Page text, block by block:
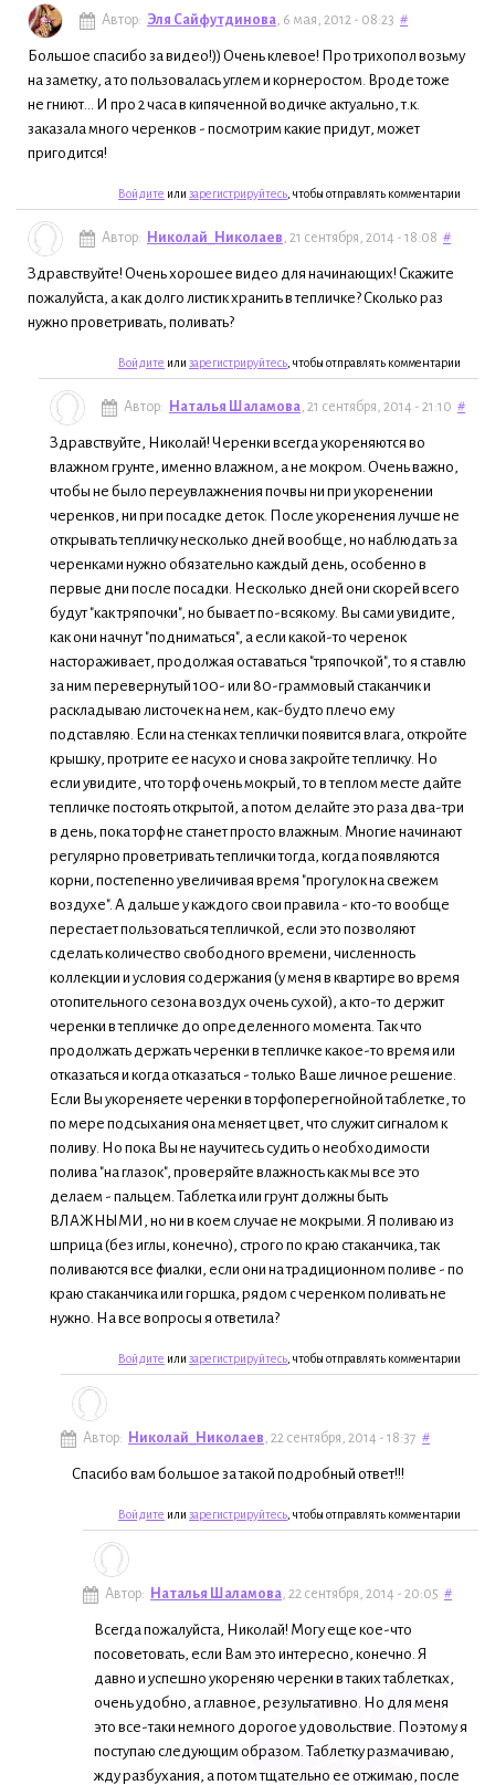
Автор: Эля Сайфутдинова, 6 мая, 2012 - 08:23 #
Большое спасибо за видео!)) Очень клевое! Про трихопол возьму
на заметку, а то пользовалась углем и корнеростом. Вроде тоже
не гниют... И про 2 часа в кипяченной водичке актуально, т.к.
заказала много черенков - посмотрим какие придут, может
пригодится!
Войдите или зарегистрируйтесь , чтобы отправлять комментарии
Автор: Николай_Николаев, 21 сентября, 2014 - 18:08 #
Здравствуйте! Очень хорошее видео для начинающих! Скажите
пожалуйста, а как долго листик хранить в тепличке? Сколько раз
нужно проветривать, поливать?
Войдите или зарегистрируйтесь , чтобы отправлять комментарии
Автор: Наталья Шаламова, 21 сентября, 2014 - 21:10 #
Здравствуйте, Николай! Черенки всегда укореняются во
влажном грунте, именно влажном, а не мокром. Очень важно,
чтобы не было переувлажнения почвы ни при укоренении
черенков, ни при посадке деток. После укоренения лучше не
открывать тепличку несколько дней вообще, но наблюдать за
черенками нужно обязательно каждый день, особенно в
первые дни после посадки. Несколько дней они скорей всего
будут "как тряпочки", но бывает по-всякому. Вы сами увидите,
как они начнут "подниматься", а если какой-то черенок
настораживает, продолжая оставаться "тряпочкой", то я ставлю
за ним перевернутый 100- или 80-граммовый стаканчик и
раскладываю листочек на нем, как-будто плечо ему
подставляю. Если на стенках теплички появится влага, откройте
крышку, протрите ее насухо и снова закройте тепличку. Но
если увидите, что торф очень мокрый, то в теплом месте дайте
тепличке постоять открытой, а потом делайте это раза два-три
в день, пока торф не станет просто влажным. Многие начинают
регулярно проветривать теплички тогда, когда появляются
корни, постепенно увеличивая время "прогулок на свежем
воздухе". А дальше у каждого свои правила - кто-то вообще
перестает пользоваться тепличкой, если это позволяют
сделать количество свободного времени, численность
коллекции и условия содержания (у меня в квартире во время
отопительного сезона воздух очень сухой), а кто-то держит
черенки в тепличке до определенного момента. Так что
продолжать держать черенки в тепличке какое-то время или
отказаться и когда отказаться - только Ваше личное решение.
Если Вы укореняете черенки в торфоперегнойной таблетке, то
по мере подсыхания она меняет цвет, что служит сигналом к
поливу. Но пока Вы не научитесь судить о необходимости
полива "на глазок", проверяйте влажность как мы все это
делаем - пальцем. Таблетка или грунт должны быть
ВЛАЖНЫМИ, но ни в коем случае не мокрыми. Я поливаю из
шприца (без иглы, конечно), строго по краю стаканчика, так
поливаются все фиалки, если они на традиционном поливе - по
краю стаканчика или горшка, рядом с черенком поливать не
нужно. На все вопросы я ответила?
Войдите или зарегистрируйтесь , чтобы отправлять комментарии
Автор: Николай_Николаев, 22 сентября, 2014 - 18:37 #
Спасибо вам большое за такой подробный ответ!!!
Войдите или зарегистрируйтесь , чтобы отправлять комментарии
Автор: Наталья Шаламова, 22 сентября, 2014 - 20:05 #
Всегда пожалуйста, Николай! Могу еще кое-что
посоветовать, если Вам это интересно, конечно. Я
давно и успешно укореняю черенки в таких таблетках,
очень удобно, а главное, результативно. Но для меня
это все-таки немного дорогое удовольствие. Поэтому я
поступаю следующим образом. Таблетку размачиваю,
жду разбухания, а потом тщательно ее отжимаю, после